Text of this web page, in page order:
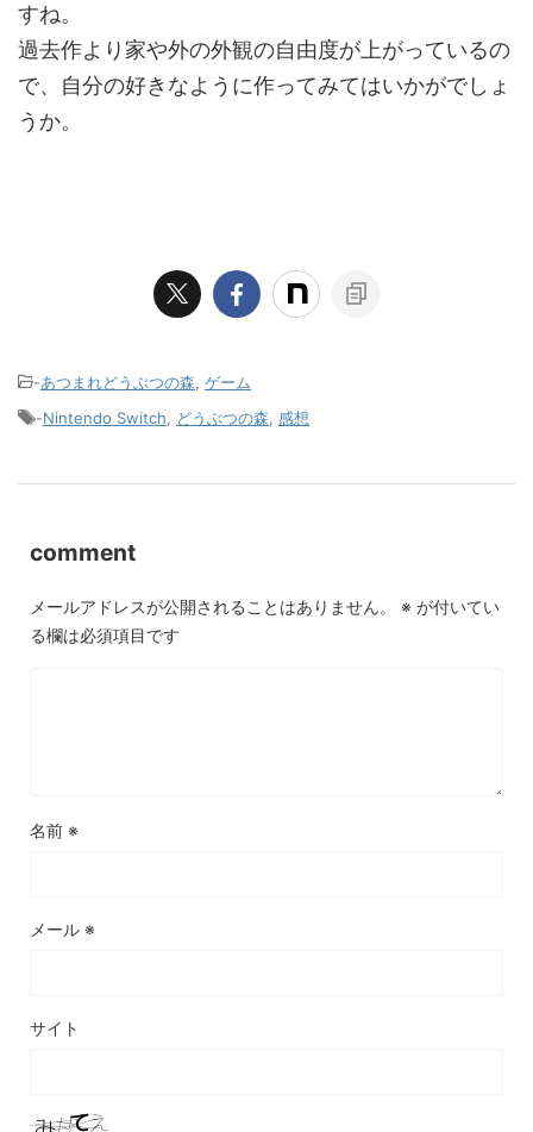
すね。
過去作より家や外の外観の自由度が上がっているの
で、自分の好きなように作ってみてはいかがでしょ
うか。
-あつまれどうぶつの森, ゲーム
-Nintendo Switch, どうぶつの森, 感想
comment
メールアドレスが公開されることはありません。 ※ が付いてい
る欄は必須項目です
名前 ※
メール ※
サイト